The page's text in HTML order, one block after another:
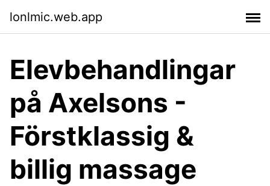
lonlmic.web.app
Elevbehandlingar
på Axelsons -
Förstklassig &
billig massage